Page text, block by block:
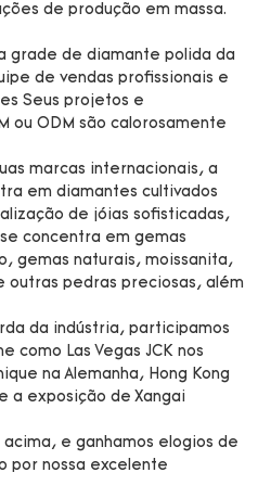
de produção em massa.
grade de diamante polida da
de vendas profissionais e
Seus projetos e
ou ODM são calorosamente
marcas internacionais, a
em diamantes cultivados
de jóias sofisticadas,
concentra em gemas
gemas naturais, moissanita,
outras pedras preciosas, além
da indústria, participamos
como Las Vegas JCK nos
na Alemanha, Hong Kong
a exposição de Xangai
e ganhamos elogios de
por nossa excelente